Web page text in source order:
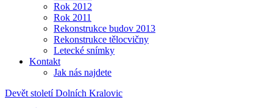
Rok 2012
Rok 2011
Rekonstrukce budov 2013
Rekonstrukce tělocvičny
Letecké snímky
Kontakt
Jak nás najdete
Devět století Dolních Kralovic